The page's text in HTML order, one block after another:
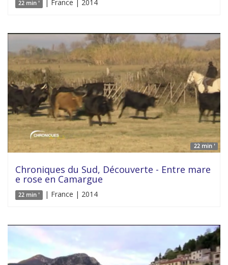
22 min ' | France | 2014
22 min '
Chroniques du Sud, Découverte - Entre mare
e rose en Camargue
22 min ' | France | 2014